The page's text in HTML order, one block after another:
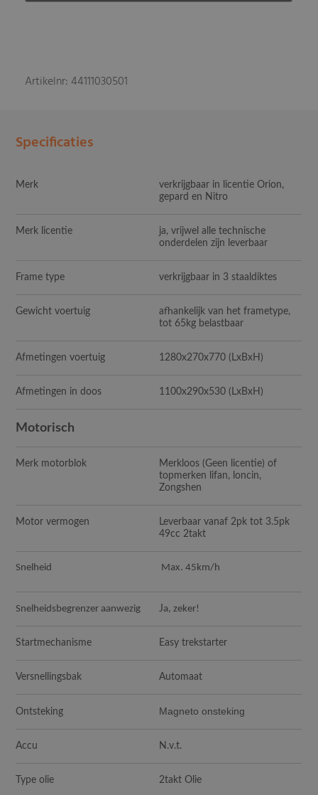
Artikelnr: 44111030501
Specificaties
Merk
verkrijgbaar in licentie Orion,
gepard en Nitro
Merk licentie
ja, vrijwel alle technische
onderdelen zijn leverbaar
Frame type verkrijgbaar in 3 staaldiktes
Gewicht voertuig
afhankelijk van het frametype,
tot 65kg belastbaar
Afmetingen voertuig 1280x270x770 (LxBxH)
Afmetingen in doos 1100x290x530 (LxBxH)
Motorisch
Merk motorblok
Merkloos (Geen licentie) of
topmerken lifan, loncin,
Zongshen
Motor vermogen
Leverbaar vanaf 2pk tot 3.5pk
49cc 2takt
Snelheid Max. 45km/h
Snelheidsbegrenzer aanwezig Ja, zeker!
Startmechanisme Easy trekstarter
Versnellingsbak Automaat
Ontsteking Magneto onsteking
Accu N.v.t.
Type olie 2takt Olie